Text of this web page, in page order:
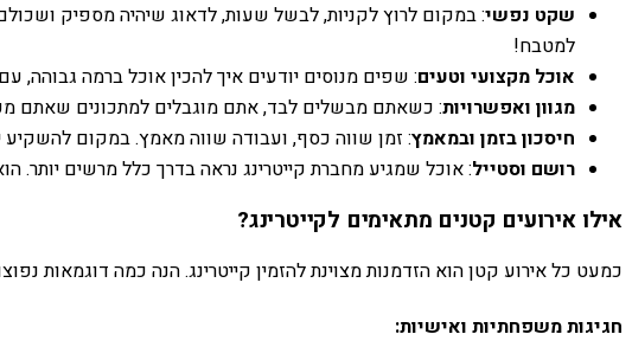
שקט נפשי: במקום לרוץ לקניות, לבשל שעות, לדאוג שיהיה מספיק
למטבח!
אוכל מקצועי וטעים: שפים מנוסים יודעים איך להכין אוכל ברמה גבוהה,
מגוון ואפשרויות: כשאתם מבשלים לבד, אתם מוגבלים למתכונים שאתם
חיסכון בזמן ובמאמץ: זמן שווה כסף, ועבודה שווה מאמץ. במקום להשקיע
רושם וסטייל: אוכל שמגיע מחברת קייטרינג נראה בדרך כלל מרשים יותר.
אילו אירועים קטנים מתאימים לקייטרינג?
כמעט כל אירוע קטן הוא הזדמנות מצוינת להזמין קייטרינג. הנה כמה דוגמאות
חגיגות משפחתיות ואישיות: